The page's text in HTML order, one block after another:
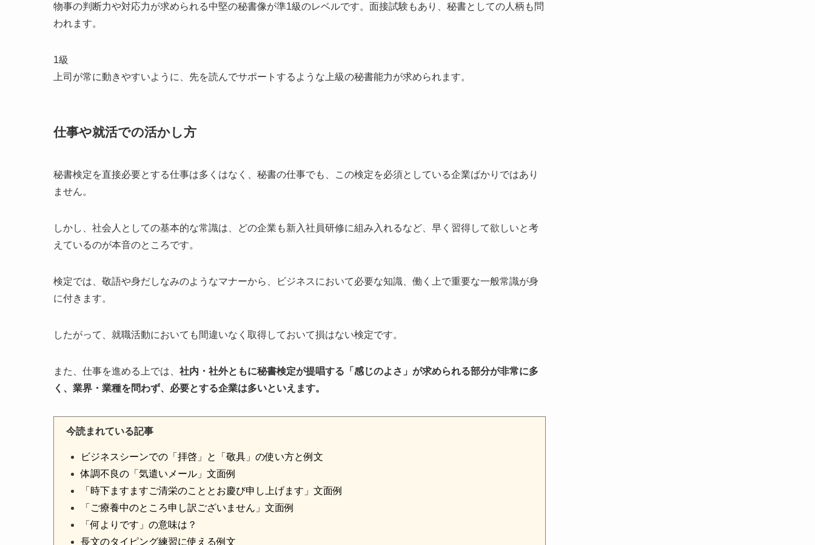
物事の判断力や対応力が求められる中堅の秘書像が準1級のレベルです。面接試験もあり、秘書としての人柄も問
われます。
1級
上司が常に動きやすいように、先を読んでサポートするような上級の秘書能力が求められます。
仕事や就活での活かし方
秘書検定を直接必要とする仕事は多くはなく、秘書の仕事でも、この検定を必須としている企業ばかりではあり
ません。
しかし、社会人としての基本的な常識は、どの企業も新入社員研修に組み入れるなど、早く習得して欲しいと考
えているのが本音のところです。
検定では、敬語や身だしなみのようなマナーから、ビジネスにおいて必要な知識、働く上で重要な一般常識が身
に付きます。
したがって、就職活動においても間違いなく取得しておいて損はない検定です。
また、仕事を進める上では、 社内・社外ともに秘書検定が提唱する「感じのよさ」が求められる部分が非常に多
く、業界・業種を問わず、必要とする企業は多いといえます。
今読まれている記事
ビジネスシーンでの「拝啓」と「敬具」の使い方と例文
体調不良の「気遣いメール」文面例
「時下ますますご清栄のこととお慶び申し上げます」文面例
「ご療養中のところ申し訳ございません」文面例
「何よりです」の意味は？
長文のタイピング練習に使える例文